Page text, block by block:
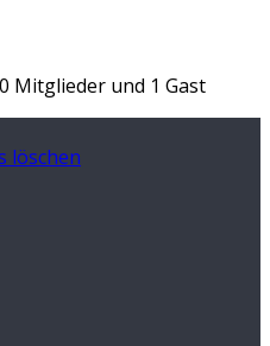
Mitglieder und 1 Gast
löschen